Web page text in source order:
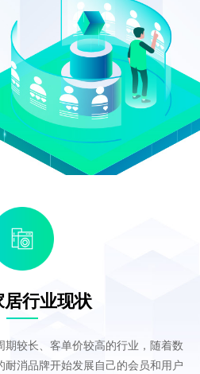
行业现状
较长、客单价较高的行业，随着数
消品牌开始发展自己的会员和用户